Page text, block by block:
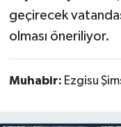
geçirecek
olması öneriliyor.
Muhabir: Ezgisu